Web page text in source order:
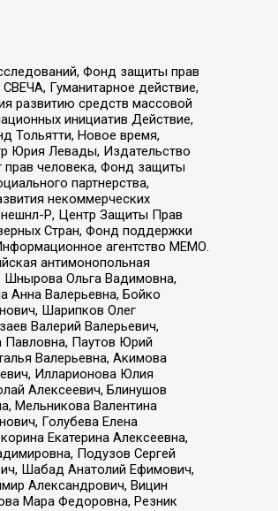
Фонд защиты прав
Гуманитарное действие,
развитию средств массовой
инициатив Действие,
Тольятти, Новое время,
Юрия Левады, Издательство
прав человека, Фонд защиты
партнерства,
некоммерческих
Р, Центр Защиты Прав
Стран, Фонд поддержки
агентство МЕМО.
антимонопольная
Шнырова Ольга Вадимовна,
Анна Валерьевна, Бойко
Шарипков Олег
Валерий Валерьевич,
Павловна, Паутов Юрий
Валерьевна, Акимова
Илларионова Юлия
Алексеевич, Блинушов
Мельникова Валентина
Голубева Елена
Екатерина Алексеевна,
Подузов Сергей
Шабад Анатолий Ефимович,
Александрович, Вицин
Мара Федоровна, Резник